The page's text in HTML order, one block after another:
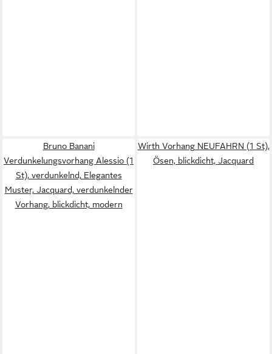
Bruno Banani
Verdunkelungsvorhang Alessio (1
St), verdunkelnd, Elegantes
Muster, Jacquard, verdunkelnder
Vorhang, blickdicht, modern
Wirth Vorhang NEUFAHRN (1 St),
Ösen, blickdicht, Jacquard